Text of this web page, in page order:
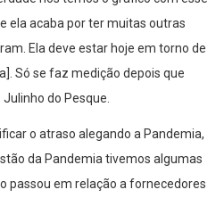
ela acaba por ter muitas outras
Ela deve estar hoje em torno de
Só se faz medição depois que
do Pesque.
o atraso alegando a Pandemia,
da Pandemia tivemos algumas
passou em relação a fornecedores